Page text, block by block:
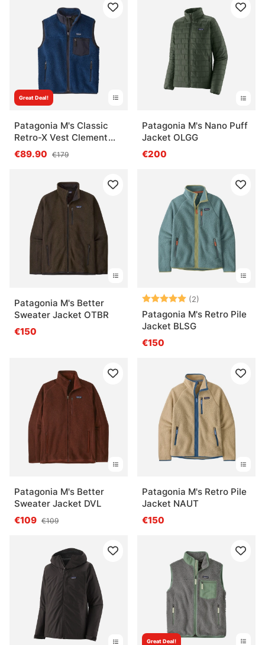
Great Deal!
Patagonia M's Classic
Retro-X Vest Clement
Blue
€89.90 €179
Patagonia M's Nano Puff
Jacket OLGG
€200
Patagonia M's Better
Sweater Jacket OTBR
€150
Note: (2)
Patagonia M's Retro Pile
Jacket BLSG
€150
Patagonia M's Better
Sweater Jacket DVL
€109 €109
Patagonia M's Retro Pile
Jacket NAUT
€150
Great Deal!